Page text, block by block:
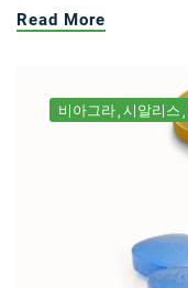
Read More
비아그라 시알리스